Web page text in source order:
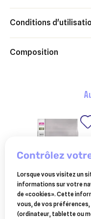
Conditions
Composition
PURINA
purina pro plan
contrôlez
Lorsque vous visitez un
informations sur votre
de «cookies». Cette
vous, de vos
(ordinateur, tablette ou